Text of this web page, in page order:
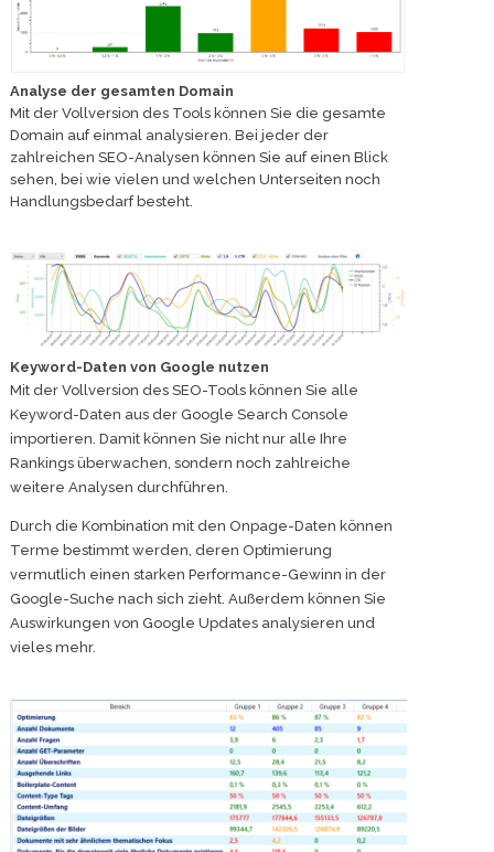
Analyse der gesamten Domain
Mit der Vollversion des Tools können Sie die gesamte
Domain auf einmal analysieren. Bei jeder der
zahlreichen SEO-Analysen können Sie auf einen Blick
sehen, bei wie vielen und welchen Unterseiten noch
Handlungsbedarf besteht.
Keyword-Daten von Google nutzen
Mit der Vollversion des SEO-Tools können Sie alle
Keyword-Daten aus der Google Search Console
importieren. Damit können Sie nicht nur alle Ihre
Rankings überwachen, sondern noch zahlreiche
weitere Analysen durchführen.
Durch die Kombination mit den Onpage-Daten können
Terme bestimmt werden, deren Optimierung
vermutlich einen starken Performance-Gewinn in der
Google-Suche nach sich zieht. Außerdem können Sie
Auswirkungen von Google Updates analysieren und
vieles mehr.